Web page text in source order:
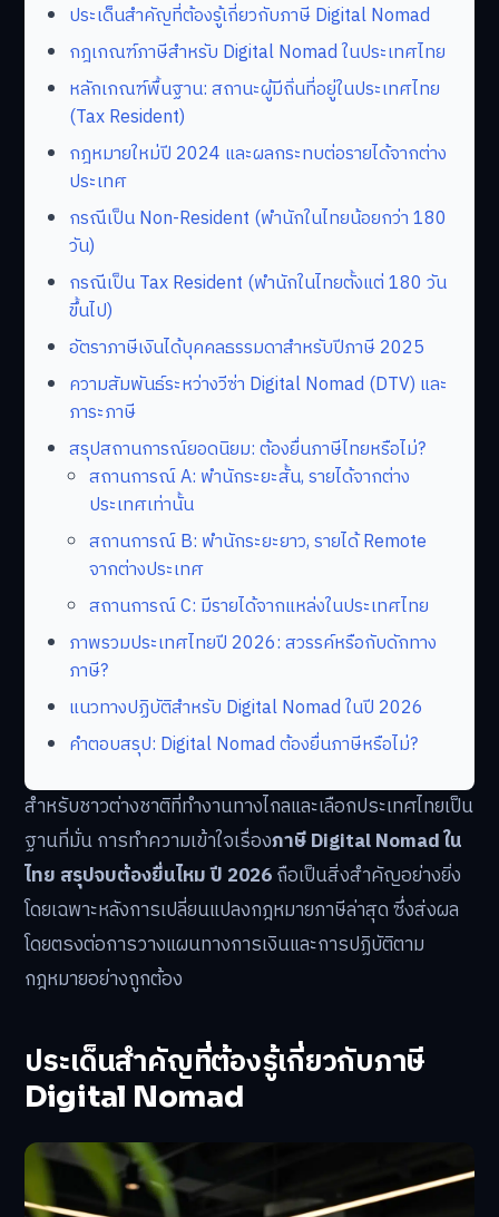
ประเด็นสำคัญที่ต้องรู้เกี่ยวกับภาษี Digital Nomad
กฎเกณฑ์ภาษีสำหรับ Digital Nomad ในประเทศไทย
หลักเกณฑ์พื้นฐาน: สถานะผู้มีถิ่นที่อยู่ในประเทศไทย
(Tax Resident)
กฎหมายใหม่ปี 2024 และผลกระทบต่อรายได้จากต่าง
ประเทศ
กรณีเป็น Non-Resident (พำนักในไทยน้อยกว่า 180
วัน)
กรณีเป็น Tax Resident (พำนักในไทยตั้งแต่ 180 วัน
ขึ้นไป)
อัตราภาษีเงินได้บุคคลธรรมดาสำหรับปีภาษี 2025
ความสัมพันธ์ระหว่างวีซ่า Digital Nomad (DTV) และ
ภาระภาษี
สรุปสถานการณ์ยอดนิยม: ต้องยื่นภาษีไทยหรือไม่?
สถานการณ์ A: พำนักระยะสั้น, รายได้จากต่าง
ประเทศเท่านั้น
สถานการณ์ B: พำนักระยะยาว, รายได้ Remote
จากต่างประเทศ
สถานการณ์ C: มีรายได้จากแหล่งในประเทศไทย
ภาพรวมประเทศไทยปี 2026: สวรรค์หรือกับดักทาง
ภาษี?
แนวทางปฏิบัติสำหรับ Digital Nomad ในปี 2026
คำตอบสรุป: Digital Nomad ต้องยื่นภาษีหรือไม่?
สำหรับชาวต่างชาติที่ทำงานทางไกลและเลือกประเทศไทยเป็น
ฐานที่มั่น การทำความเข้าใจเรื่องภาษี Digital Nomad ใน
ไทย สรุปจบต้องยื่นไหม ปี 2026ถือเป็นสิ่งสำคัญอย่างยิ่ง
โดยเฉพาะหลังการเปลี่ยนแปลงกฎหมายภาษีล่าสุด ซึ่งส่งผล
โดยตรงต่อการวางแผนทางการเงินและการปฏิบัติตาม
กฎหมายอย่างถูกต้อง
ประเด็นสำคัญที่ต้องรู้เกี่ยวกับภาษี
Digital Nomad